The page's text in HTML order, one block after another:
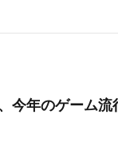
今年のゲーム流